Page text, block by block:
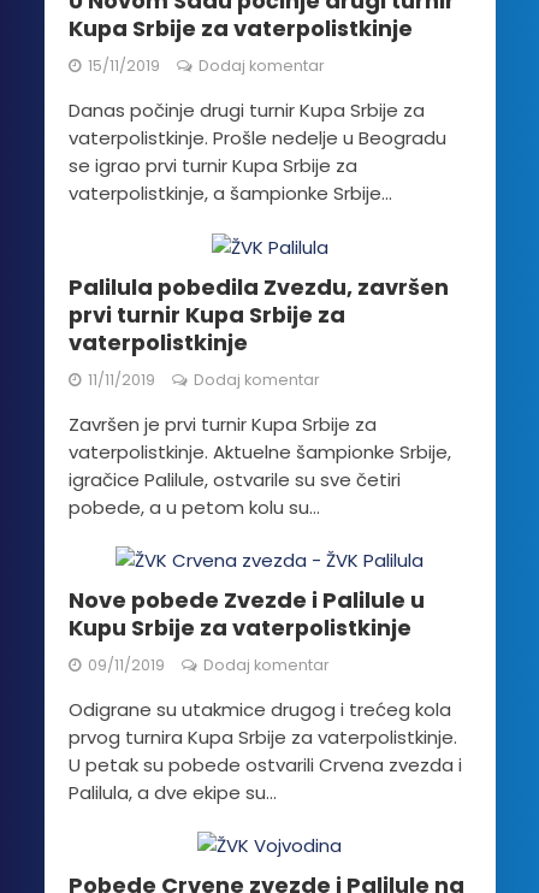
Kupa Srbije za vaterpolistkinje
15/11/2019 Dodaj komentar
Danas počinje drugi turnir Kupa Srbije za
vaterpolistkinje. Prošle nedelje u Beogradu
se igrao prvi turnir Kupa Srbije za
vaterpolistkinje, a šampionke Srbije...
Palilula pobedila Zvezdu, završen
prvi turnir Kupa Srbije za
vaterpolistkinje
11/11/2019 Dodaj komentar
Završen je prvi turnir Kupa Srbije za
vaterpolistkinje. Aktuelne šampionke Srbije,
igračice Palilule, ostvarile su sve četiri
pobede, a u petom kolu su...
Nove pobede Zvezde i Palilule u
Kupu Srbije za vaterpolistkinje
09/11/2019 Dodaj komentar
Odigrane su utakmice drugog i trećeg kola
prvog turnira Kupa Srbije za vaterpolistkinje.
U petak su pobede ostvarili Crvena zvezda i
Palilula, a dve ekipe su...
Pobede Crvene zvezde i Palilule na